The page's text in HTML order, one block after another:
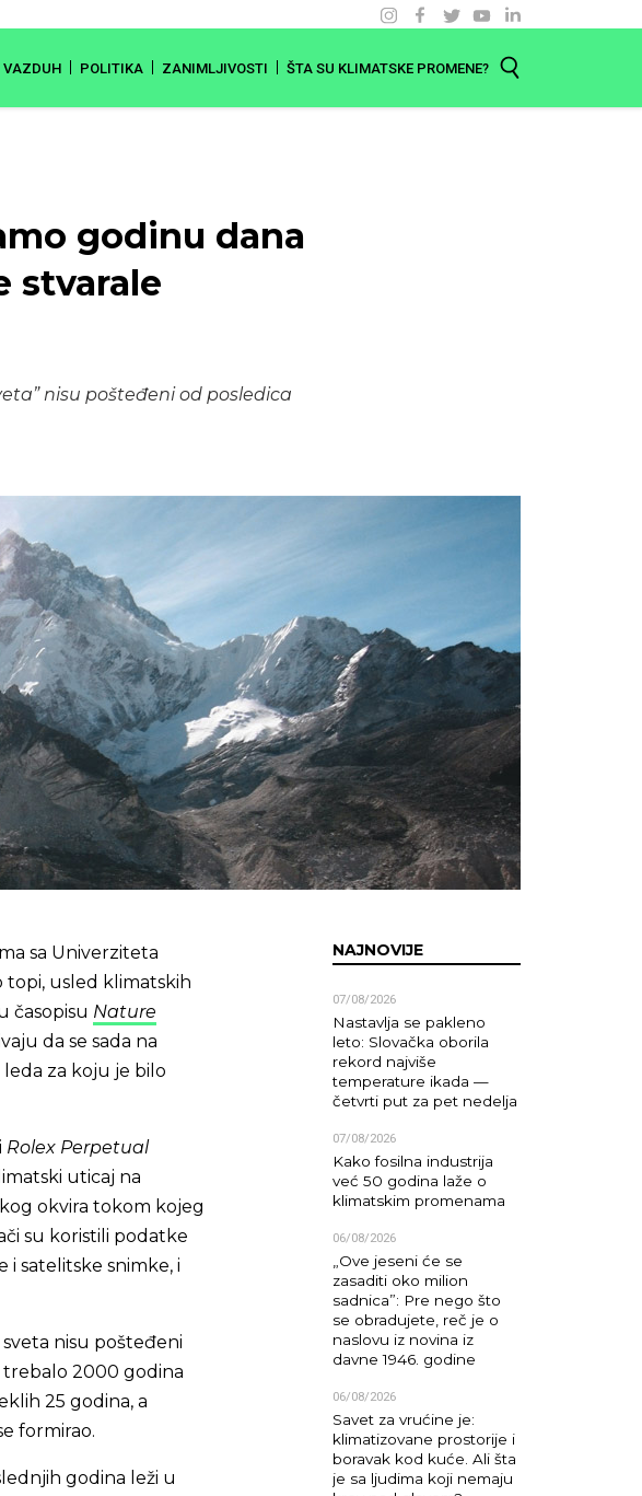
VAZDUH POLITIKA ZANIMLJIVOSTI ŠTA SU KLIMATSKE PROMENE?
godinu dana
stvarale
nisu pošteđeni od posledica
sa Univerziteta
topi, usled klimatskih
časopisu Nature
da se sada na
za koju je bilo
i Rolex Perpetual
uticaj na
okvira tokom kojeg
su koristili podatke
satelitske snimke, i
nisu pošteđeni
trebalo 2000 godina
25 godina, a
formirao.
godina leži u
NAJNOVIJE
07/08/2026
Nastavlja se pakleno
leto: Slovačka oborila
rekord najviše
temperature ikada —
četvrti put za pet nedelja
07/08/2026
Kako fosilna industrija
već 50 godina laže o
klimatskim promenama
06/08/2026
„Ove jeseni će se
zasaditi oko milion
sadnica”: Pre nego što
se obradujete, reč je o
naslovu iz novina iz
davne 1946. godine
06/08/2026
Savet za vrućine je:
klimatizovane prostorije i
boravak kod kuće. Ali šta
je sa ljudima koji nemaju